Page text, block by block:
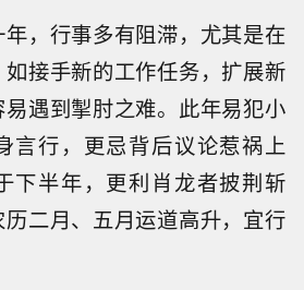
，行事多有阻滞，尤其是在
接手新的工作任务，扩展新
遇到掣肘之难。此年易犯小
言行，更忌背后议论惹祸上
下半年，更利肖龙者披荆斩
二月、五月运道高升，宜行